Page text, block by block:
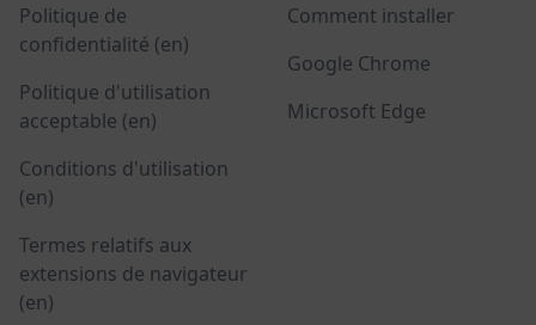
Politique de
confidentialité (en)
Politique d'utilisation
acceptable (en)
Conditions d'utilisation
(en)
Termes relatifs aux
extensions de navigateur
(en)
Comment installer
Google Chrome
Microsoft Edge